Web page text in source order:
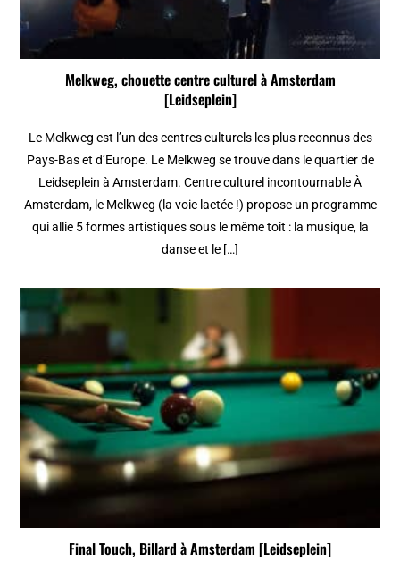
Melkweg, chouette centre culturel à Amsterdam
[Leidseplein]
Le Melkweg est l’un des centres culturels les plus reconnus des
Pays-Bas et d’Europe. Le Melkweg se trouve dans le quartier de
Leidseplein à Amsterdam. Centre culturel incontournable À
Amsterdam, le Melkweg (la voie lactée !) propose un programme
qui allie 5 formes artistiques sous le même toit : la musique, la
danse et le […]
Final Touch, Billard à Amsterdam [Leidseplein]